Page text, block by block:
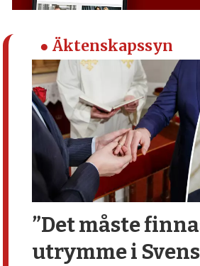
● Äktenskapssyn
”Det måste
utrymmei